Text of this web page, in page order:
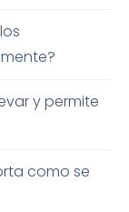
y permite
como se